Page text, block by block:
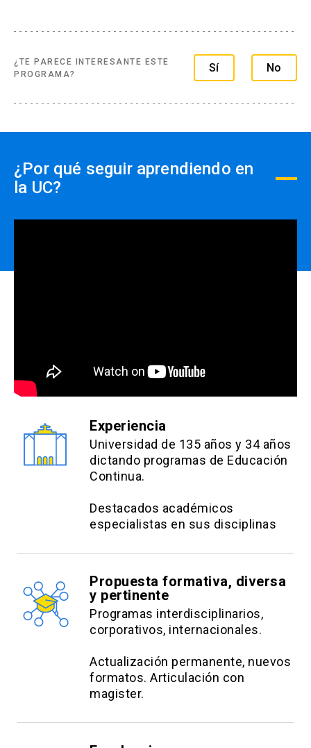
Pruebas: 30%
Controles de lectura:15%
Tareas: 15%
Examen final: 30%
¿TE PARECE INTERESANTE ESTE
PROGRAMA?
Sí No
¿Por qué seguir aprendiendo en
la UC?
Experiencia
Universidad de 135 años y 34 años
dictando programas de Educación
Continua.
Destacados académicos
especialistas en sus disciplinas
Propuesta formativa, diversa
y pertinente
Programas interdisciplinarios,
corporativos, internacionales.
Actualización permanente, nuevos
formatos. Articulación con
magister.